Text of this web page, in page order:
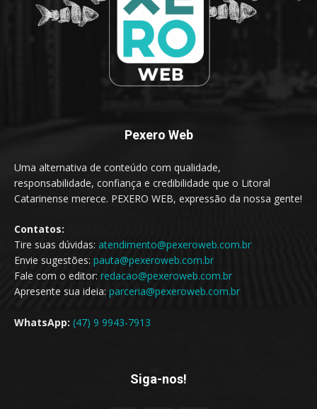
Pexero Web
Uma alternativa de conteúdo com qualidade,
responsabilidade, confiança e credibilidade que o Litoral
Catarinense merece. PEXERO WEB, expressão da nossa gente!
Contatos:
Tire suas dúvidas: atendimento@pexeroweb.com.br
Envie sugestões: pauta@pexeroweb.com.br
Fale com o editor: redacao@pexeroweb.com.br
Apresente sua ideia: parceria@pexeroweb.com.br
WhatsApp: (47) 9 9943-7913
Siga-nos!